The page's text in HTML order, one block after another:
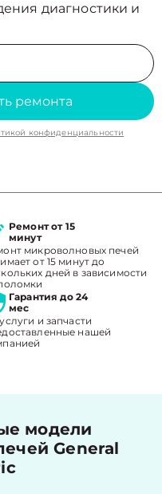
диагностики и
ремонта
конфиденциальности
Ремонт от 15
минут
микроволновых печей
от 15 минут до
дней в зависимости
Гарантия до 24
мес
и запчасти
нашей
модели
General